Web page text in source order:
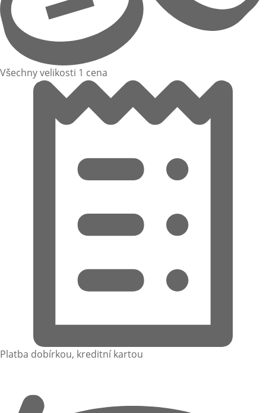
Všechny velikosti 1 cena
Platba dobírkou, kreditní kartou